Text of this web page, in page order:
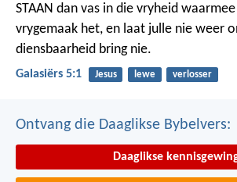
STAAN dan vas in die vryheid
vrygemaak het, en laat julle nie weer
diensbaarheid bring nie.
Galasiërs 5:1 Jesus lewe verlosser
Ontvang die Daaglikse Bybelvers:
Daaglikse